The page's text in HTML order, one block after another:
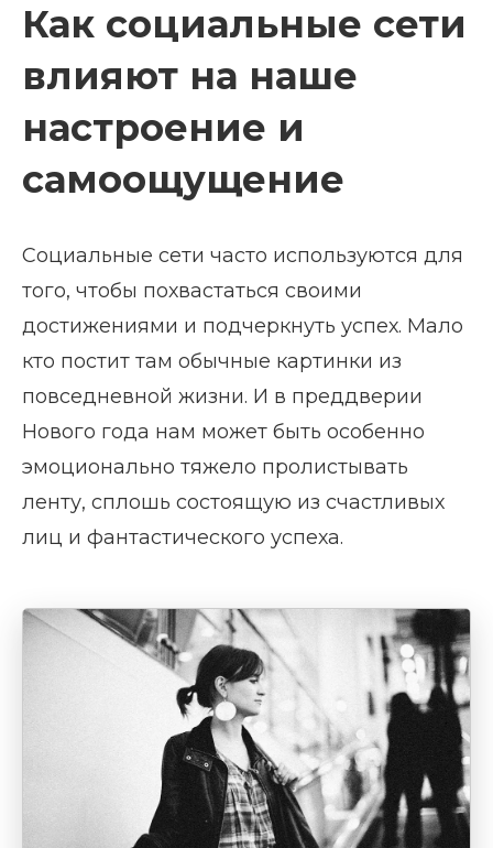
Как социальные сети
влияют на наше
настроение и
самоощущение
Социальные сети часто используются для
того, чтобы похвастаться своими
достижениями и подчеркнуть успех. Мало
кто постит там обычные картинки из
повседневной жизни. И в преддверии
Нового года нам может быть особенно
эмоционально тяжело пролистывать
ленту, сплошь состоящую из счастливых
лиц и фантастического успеха.